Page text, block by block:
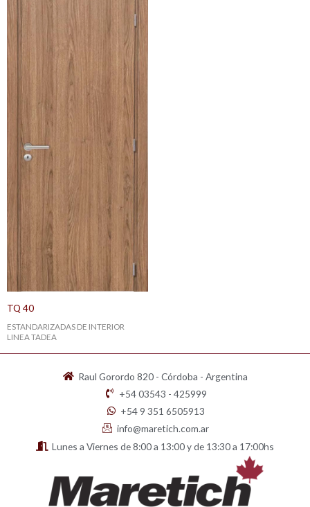
TQ 40
ESTANDARIZADAS DE INTERIOR
LINEA TADEA
Raul Gorordo 820 - Córdoba - Argentina
+54 03543 - 425999
+54 9 351 6505913
info@maretich.com.ar
Lunes a Viernes de 8:00 a 13:00 y de 13:30 a 17:00hs